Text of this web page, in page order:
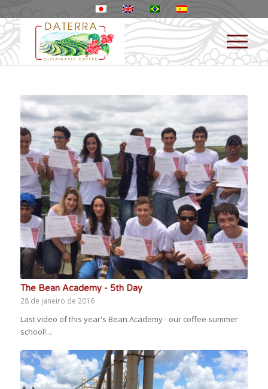
The Bean Academy - 5th Day
28 de janeiro de 2016
Last video of this year's Bean Academy - our coffee summer
school!…